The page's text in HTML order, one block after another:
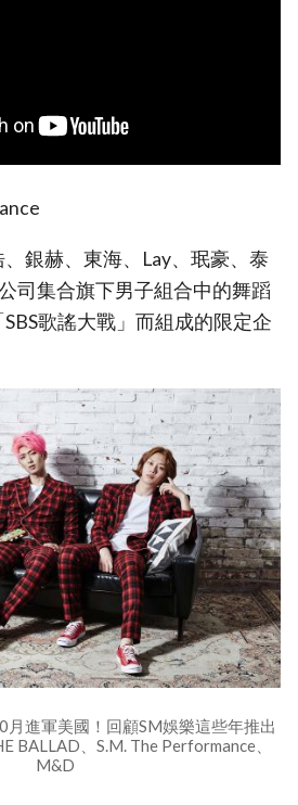
銀赫、東海、Lay、珉豪、泰
司集合旗下男子組合中的舞蹈
歌謠大戰」而組成的限定企
月進軍美國！回顧SM娛樂這些年推出
BALLAD、S.M. The Performance、
M&D